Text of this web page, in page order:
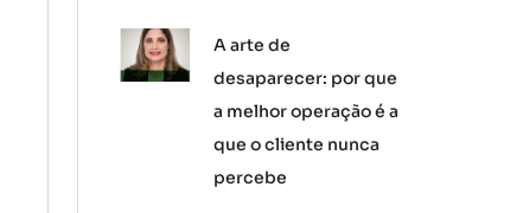
A arte de
desaparecer: por que
a melhor operação é a
que o cliente nunca
percebe